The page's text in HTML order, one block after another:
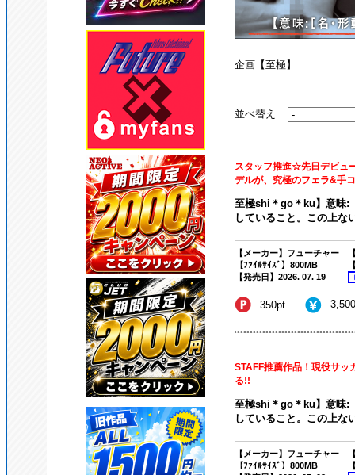
企画【至極】
並べ替え
スタッフ推進☆先日デビュ
デルが、究極のフェラ&手
至極shi＊go＊ku】意味:
していること。この上な
【メーカー】フューチャー
【ﾌｧｲﾙｻｲｽﾞ】800MB
【発売日】2026. 07. 19
350pt
STAFF推薦作品！現役サッ
る!!
至極shi＊go＊ku】意味:
していること。この上な
【メーカー】フューチャー
【ﾌｧｲﾙｻｲｽﾞ】800MB